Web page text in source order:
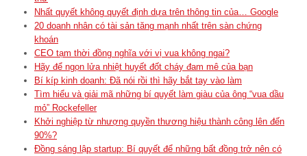
Nhất quyết không quyết định dựa trên thông tin của… Google
20 doanh nhân có tài sản tăng mạnh nhất trên sàn chứng
khoán
CEO tạm thời đồng nghĩa với vị vua không ngai?
Hãy để ngọn lửa nhiệt huyết đốt cháy đam mê của bạn
Bí kíp kinh doanh: Đã nói rồi thì hãy bắt tay vào làm
Tìm hiểu và giải mã những bí quyết làm giàu của ông “vua dầu
mỏ” Rockefeller
Khởi nghiệp từ nhượng quyền thương hiệu thành công lên đến
90%?
Đồng sáng lập startup: Bí quyết để những bất đồng trở nên có